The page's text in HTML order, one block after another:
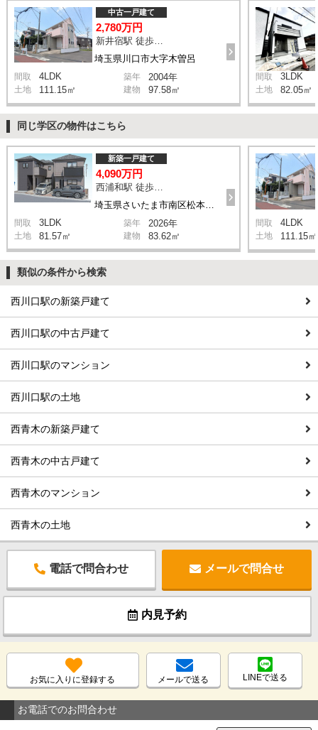
埼玉県川口市大字木曽呂
中古一戸建て
2,780万円
間取 4LDK 築年 2004年
土地 111.15㎡ 建物 97.58㎡
間取 3LDK
土地 82.05㎡
同じ学区の物件はこちら
埼玉県さいたま市南区松本1丁目
新築一戸建て
4,090万円
西浦和駅 徒歩14分
間取 3LDK 築年 2026年
土地 81.57㎡ 建物 83.62㎡
間取 4LDK
土地 111.15㎡
類似の条件から検索
西川口駅の新築戸建て
西川口駅の中古戸建て
西川口駅のマンション
西川口駅の土地
西青木の新築戸建て
西青木の中古戸建て
西青木のマンション
西青木の土地
電話で問合わせ メールで問合せ
内見予約
お気に入りに登録する メールで送る LINEで送る
お電話でのお問合わせ